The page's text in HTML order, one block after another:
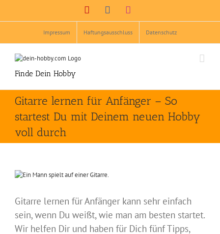
springen
PinterestFacebook
Impressum Haftungsausschluss Datenschutz
Finde Dein Hobby
Gitarre lernen für Anfänger – So
startest Du mit Deinem neuen Hobby
voll durch
Zeige
Gitarre lernen für Anfänger kann sehr einfach
sein, wenn Du weißt, wie man am besten startet.
Wir helfen Dir und haben für Dich fünf Tipps,